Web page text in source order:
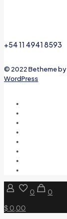
+54 11 4941 8593
© 2022 Betheme by
WordPress
0
0
$ 0,00